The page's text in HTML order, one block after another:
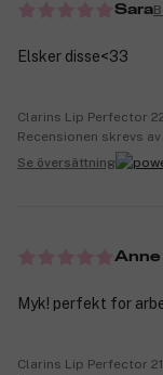
Sara
Elsker disse<33
Clarins Lip Perfector
Recensionen skrevs
Se översättning
Anne
Myk! perfekt for
Clarins Lip Perfector 21